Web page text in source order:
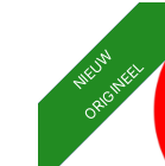
NIEUW
ORIGINEEL